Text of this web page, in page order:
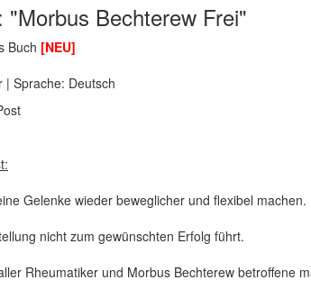
Bechterew Frei"
Buch [NEU]
Sprache: Deutsch
Gelenke wieder beweglicher und flexibel machen.
nicht zum gewünschten Erfolg führt.
Rheumatiker und Morbus Bechterew betroffene